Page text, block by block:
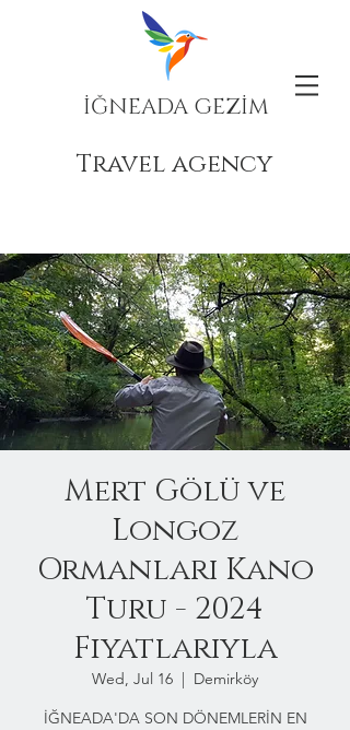
İĞNEADA GEZİM
Travel agency
Mert Gölü ve
Longoz
Ormanları Kano
Turu - 2024
Fiyatlarıyla
Wed, Jul 16
  |
Demirköy
İĞNEADA'DA SON DÖNEMLERİN EN